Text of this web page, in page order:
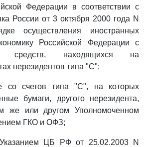
Федерации в соответствии с
России от 3 октября 2000 года N
осуществления иностранных
Российской Федерации с
средств, находящихся на
нерезидентов типа "С";
со счетов типа "С", на которых
бумаги, другого нерезидента,
же или другом Уполномоченном
ГКО и ОФЗ;
ЦБ РФ от 25.02.2003 N